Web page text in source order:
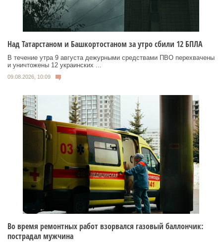
Над Татарстаном и Башкортостаном за утро сбили 12 БПЛА
В течение утра 9 августа дежурными средствами ПВО перехвачены
и уничтожены 12 украинских ...
09.08.2026, 10:09
Во время ремонтных работ взорвался газовый баллончик:
пострадал мужчина